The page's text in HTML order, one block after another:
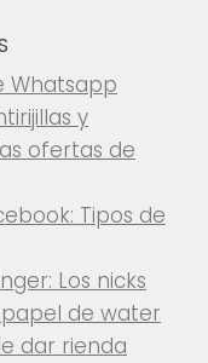
Whatsapp
y
ofertas de
Tipos de
Los nicks
de water
dar rienda